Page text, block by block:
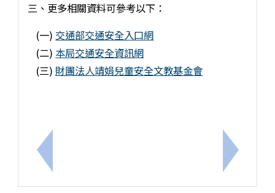
上一筆：【轉知訊息】《滑手機前先想一下！你的
三、更多相關資料可參考以下：
(一) 交通部交通安全入口網
(二) 本局交通安全資訊網
(三) 財團法人靖娟兒童安全文教基金會
下一筆：